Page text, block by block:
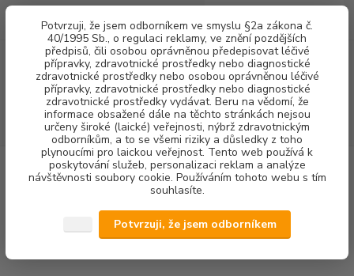
Potvrzuji, že jsem odborníkem ve smyslu §2a zákona č.
40/1995 Sb., o regulaci reklamy, ve znění pozdějších
předpisů, čili osobou oprávněnou předepisovat léčivé
přípravky, zdravotnické prostředky nebo diagnostické
zdravotnické prostředky nebo osobou oprávněnou léčivé
přípravky, zdravotnické prostředky nebo diagnostické
zdravotnické prostředky vydávat. Beru na vědomí, že
informace obsažené dále na těchto stránkách nejsou
určeny široké (laické) veřejnosti, nýbrž zdravotnickým
odborníkům, a to se všemi riziky a důsledky z toho
plynoucími pro laickou veřejnost. Tento web používá k
poskytování služeb, personalizaci reklam a analýze
návštěvnosti soubory cookie. Používáním tohoto webu s tím
souhlasíte.
Potvrzuji, že jsem odborníkem
Menu
CZK
Hledat
(Po-Pá, 8-16 hod.)
za0,00 Kč
O nás
Vítejte na stránkách našeho eshopu :-)